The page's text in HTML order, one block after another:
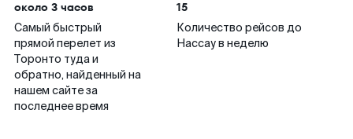
около 3 часов
Самый быстрый
прямой перелет из
Торонто туда и
обратно, найденный на
нашем сайте за
последнее время
15
Количество рейсов до
Нассау в неделю